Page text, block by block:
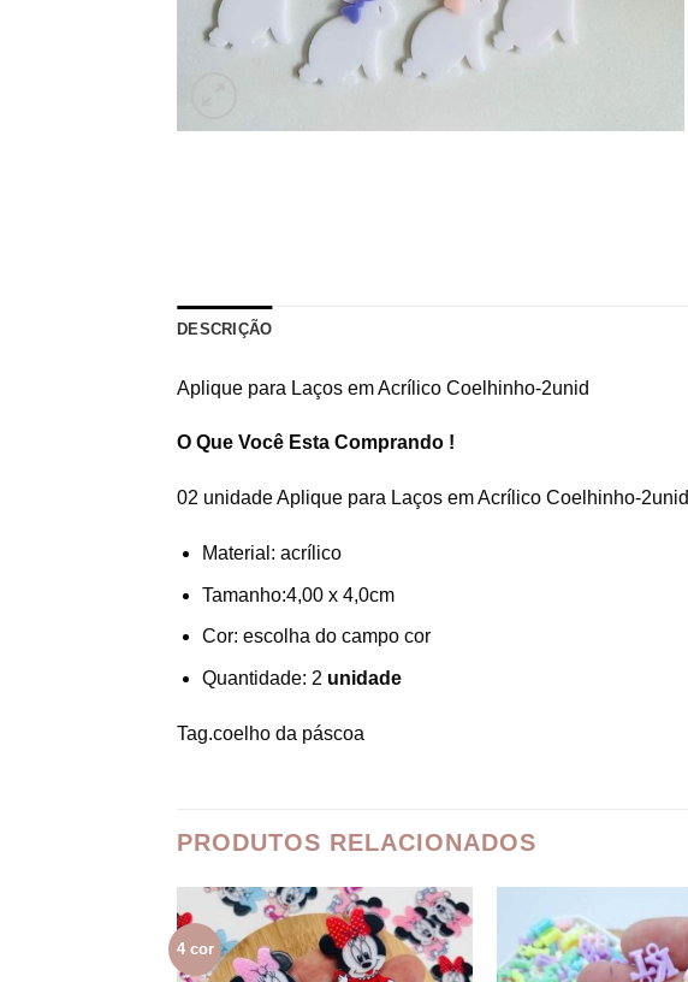
DESCRIÇÃO
Aplique para Laços em Acrílico Coelhinho-2unid
O Que Você Esta Comprando !
02 unidade Aplique para Laços em Acrílico Coelhinho-2unid
Material: acrílico
Tamanho:4,00 x 4,0cm
Cor: escolha do campo cor
Quantidade: 2 unidade
Tag.coelho da páscoa
PRODUTOS RELACIONADOS
4 cor